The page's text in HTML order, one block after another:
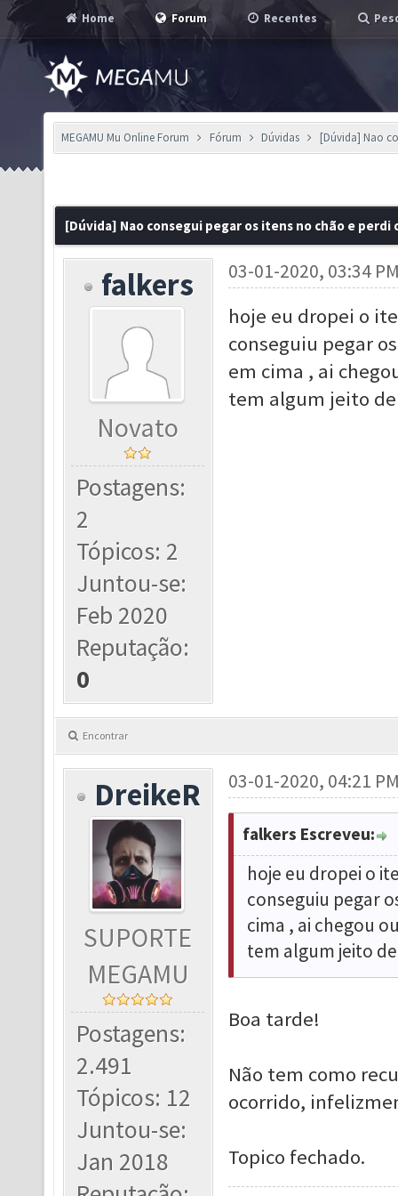
Home Forum Recentes
MEGAMU Mu Online Forum Fórum Dúvidas [Dúvida] Nao
[Dúvida] Nao consegui pegar os itens no chão e perdi
falkers
Novato
Postagens:
2
Tópicos: 2
Juntou-se:
Feb 2020
Reputação:
0
03-01-2020, 03:34
hoje eu dropei o
conseguiu pegar
em cima , ai
tem algum jeito
Encontrar
DreikeR
SUPORTE
MEGAMU
Postagens:
2.491
Tópicos: 12
Juntou-se:
Jan 2018
03-01-2020, 04:21
falkers Escreveu:
hoje eu dropei o
conseguiu pegar
cima , ai chegou
tem algum jeito
Boa tarde!
Não tem como
ocorrido,
Topico fechado.